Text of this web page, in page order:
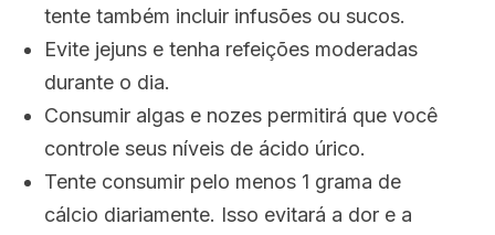
tente também incluir infusões ou sucos.
Evite jejuns e tenha refeições moderadas
durante o dia.
Consumir algas e nozes permitirá que você
controle seus níveis de ácido úrico.
Tente consumir pelo menos 1 grama de
cálcio diariamente. Isso evitará a dor e a